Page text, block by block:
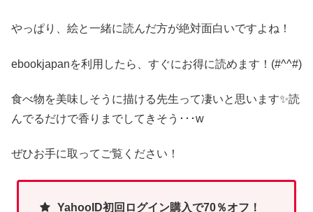
やっぱり、絵と一緒に読んだ方が絶対面白いですよね！
ebookjapanを利用したら、すぐにお得に読めます！(#^^#)
食べ物を美味しそうに描ける先生って凄いと思います✨読
んでるだけで香りまでしてきそう･･･w
ぜひお手に取ってご覧ください！
YahooID初回ログイン購入で70％オフ！